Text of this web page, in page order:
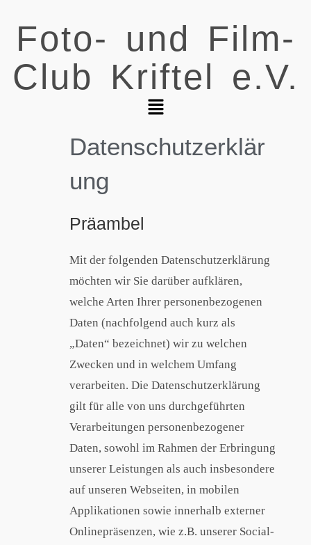
Foto- und Film-
Club Kriftel e.V.
Datenschutzerklär
ung
Präambel
Mit der folgenden Datenschutzerklärung
möchten wir Sie darüber aufklären,
welche Arten Ihrer personenbezogenen
Daten (nachfolgend auch kurz als
„Daten“ bezeichnet) wir zu welchen
Zwecken und in welchem Umfang
verarbeiten. Die Datenschutzerklärung
gilt für alle von uns durchgeführten
Verarbeitungen personenbezogener
Daten, sowohl im Rahmen der Erbringung
unserer Leistungen als auch insbesondere
auf unseren Webseiten, in mobilen
Applikationen sowie innerhalb externer
Onlinepräsenzen, wie z.B. unserer Social-